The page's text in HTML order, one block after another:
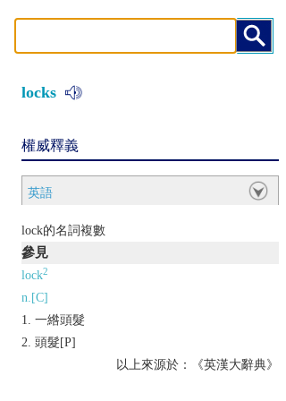
locks
權威釋義
英語
lock的名詞複數
參見
lock2
n.[C]
一綹頭髮
頭髮[P]
以上來源於：《英漢大辭典》